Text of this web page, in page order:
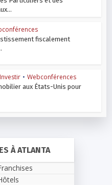
fiscalement
Investir • Webconférences
aux États-Unis pour
À ATLANTA